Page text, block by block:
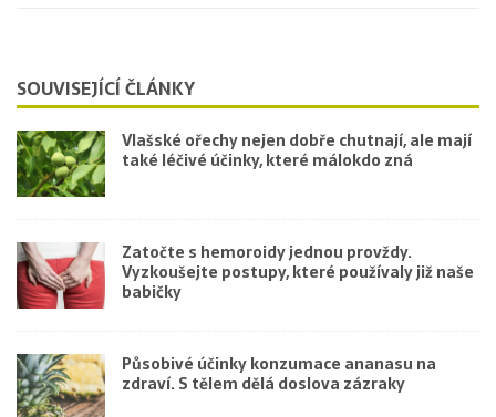
SOUVISEJÍCÍ ČLÁNKY
Vlašské ořechy nejen dobře chutnají, ale mají
také léčivé účinky, které málokdo zná
Zatočte s hemoroidy jednou provždy.
Vyzkoušejte postupy, které používaly již naše
babičky
Působivé účinky konzumace ananasu na
zdraví. S tělem dělá doslova zázraky